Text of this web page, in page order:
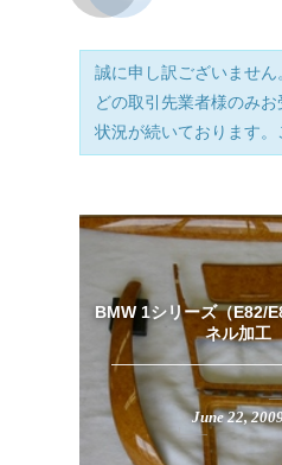
誠に申し訳ございませ
どの取引先業者様のみ
状況が続いております。
BMW 1シリーズ（E82/
ネル加工
June 22,